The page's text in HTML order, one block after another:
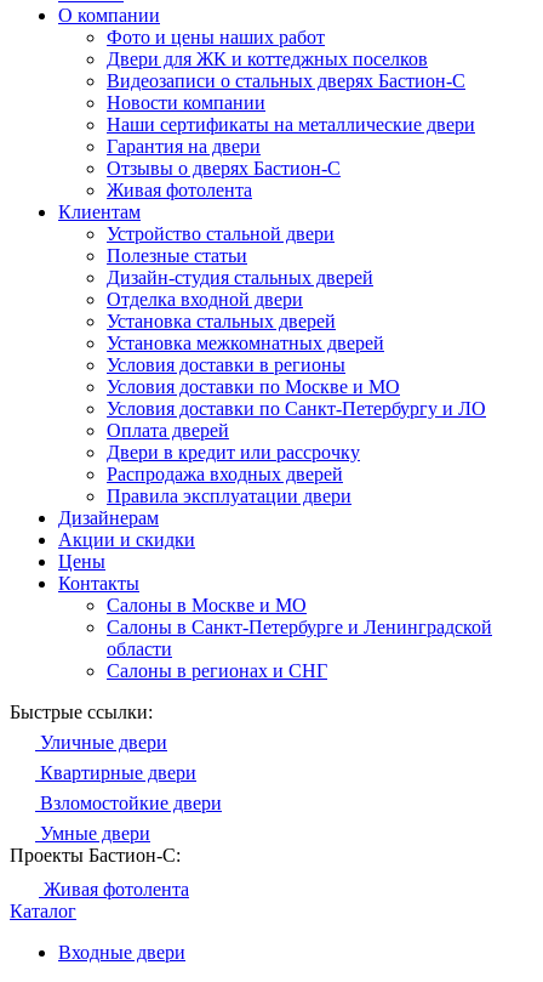
О компании
Фото и цены наших работ
Двери для ЖК и коттеджных поселков
Видеозаписи о стальных дверях Бастион-С
Новости компании
Наши сертификаты на металлические двери
Гарантия на двери
Отзывы о дверях Бастион-С
Живая фотолента
Клиентам
Устройство стальной двери
Полезные статьи
Дизайн-студия стальных дверей
Отделка входной двери
Установка стальных дверей
Установка межкомнатных дверей
Условия доставки в регионы
Условия доставки по Москве и МО
Условия доставки по Санкт-Петербургу и ЛО
Оплата дверей
Двери в кредит или рассрочку
Распродажа входных дверей
Правила эксплуатации двери
Дизайнерам
Акции и скидки
Цены
Контакты
Салоны в Москве и МО
Салоны в Санкт-Петербурге и Ленинградской
области
Салоны в регионах и СНГ
Быстрые ссылки:
Уличные двери
Квартирные двери
Взломостойкие двери
Умные двери
Проекты Бастион-С:
Живая фотолента
Каталог
Входные двери